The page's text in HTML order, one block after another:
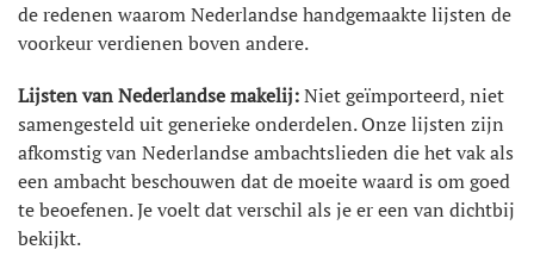
de redenen waarom Nederlandse handgemaakte lijsten de
voorkeur verdienen boven andere.
Lijsten van Nederlandse makelij:Niet geïmporteerd, niet
samengesteld uit generieke onderdelen. Onze lijsten zijn
afkomstig van Nederlandse ambachtslieden die het vak als
een ambacht beschouwen dat de moeite waard is om goed
te beoefenen. Je voelt dat verschil als je er een van dichtbij
bekijkt.